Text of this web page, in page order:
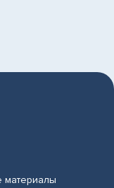
материалы